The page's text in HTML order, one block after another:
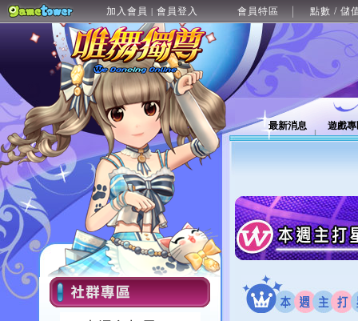
加入會員 | 會員登入 會員特區 點數 / 儲
最新消息 遊戲